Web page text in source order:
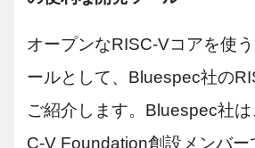
オープンなRISC-Vコアを使
ールとして、Bluespec社の
ご紹介します。Bluespec社
C-V Foundation創設メンバー